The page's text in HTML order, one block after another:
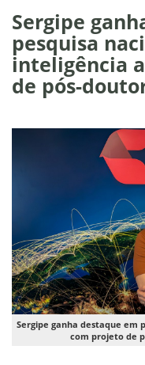
Sergipe
pesquisa
inteligência
de pós-
Sergipe ganha destaque em
com projeto de